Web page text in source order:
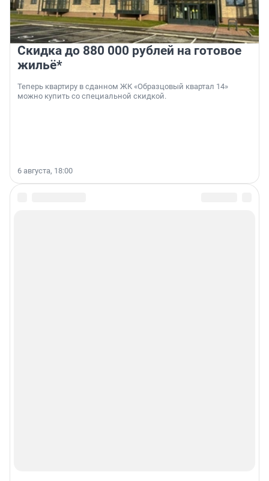
Скидка до 880 000 рублей на готовое
жильё*
Теперь квартиру в сданном ЖК «Образцовый квартал 14»
можно купить со специальной скидкой.
6 августа, 18:00